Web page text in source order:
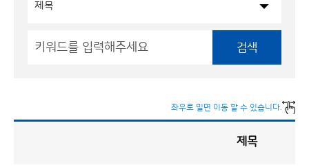
검색
좌우로 밀면 이동 할 수 있습니다.
제목